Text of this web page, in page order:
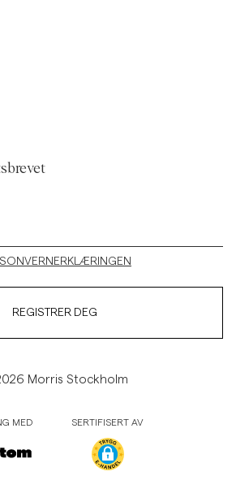
REGISTRER DEG
Morris Stockholm
MED SERTIFISERT AV